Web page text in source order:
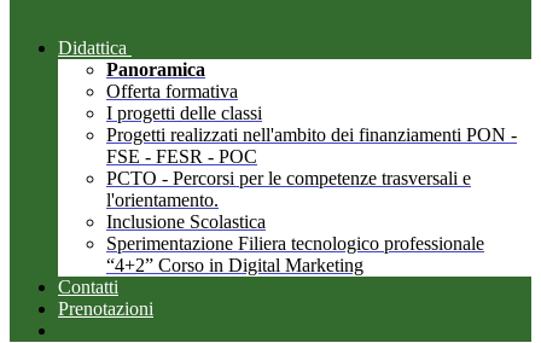
Didattica
Panoramica
Offerta formativa
I progetti delle classi
Progetti realizzati nell'ambito dei finanziamenti PON -
FSE - FESR - POC
PCTO - Percorsi per le competenze trasversali e
l'orientamento.
Inclusione Scolastica
Sperimentazione Filiera tecnologico professionale
“4+2” Corso in Digital Marketing
Contatti
Prenotazioni